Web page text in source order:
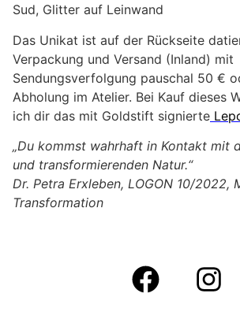
Sud, Glitter auf Leinwand
Das Unikat ist auf der Rückseite
Verpackung und Versand (Inland) mit
Sendungsverfolgung pauschal 50 €
Abholung im Atelier. Bei Kauf dieses
ich dir das mit Goldstift signierte
„Du kommst wahrhaft in Kontakt mit
und transformierenden Natur.“
Dr. Petra Erxleben, LOGON 10/2022,
Transformation